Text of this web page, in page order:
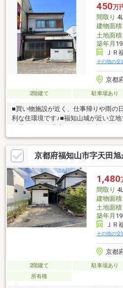
450万
間取り
建物面積
土地面積
築年月
ＪＲ
その他の交
京都
2階建て 駐車場あり
■買い物施設が近く、仕事帰りや雨の
利な住環境です♪■福知山城が近い立地
景を楽しめます♪○アーキホームライ
市・綾部市を中心に、地域密着ナン
家を買いたい・売りたい・リフォーム
情報を迅速に提供いたします！○物件
な事でもお気軽にご相談ください！○
相談は無料です！ご来店、お問い合
京都府福知山市字天田
1,480
間取り
建物面積
土地面積
築年月
ＪＲ
その他の交
京都
2階建て 駐車場あり
所有権